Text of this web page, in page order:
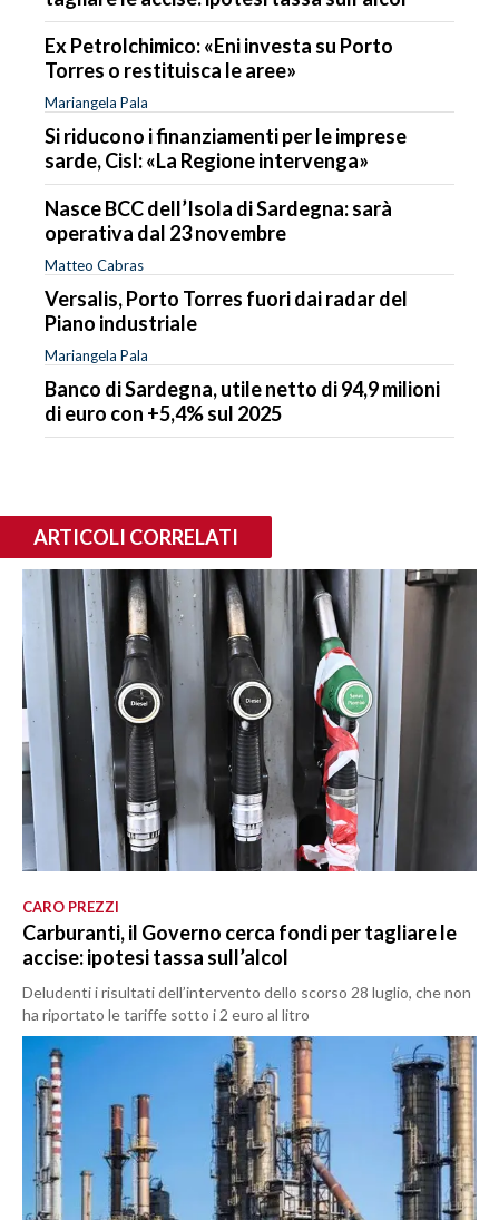
Ex Petrolchimico: «Eni investa su Porto
Torres o restituisca le aree»
Mariangela Pala
Si riducono i finanziamenti per le imprese
sarde, Cisl: «La Regione intervenga»
Nasce BCC dell’Isola di Sardegna: sarà
operativa dal 23 novembre
Matteo Cabras
Versalis, Porto Torres fuori dai radar del
Piano industriale
Mariangela Pala
Banco di Sardegna, utile netto di 94,9 milioni
di euro con +5,4% sul 2025
ARTICOLI CORRELATI
CARO PREZZI
Carburanti, il Governo cerca fondi per tagliare le
accise: ipotesi tassa sull’alcol
Deludenti i risultati dell’intervento dello scorso 28 luglio, che non
ha riportato le tariffe sotto i 2 euro al litro